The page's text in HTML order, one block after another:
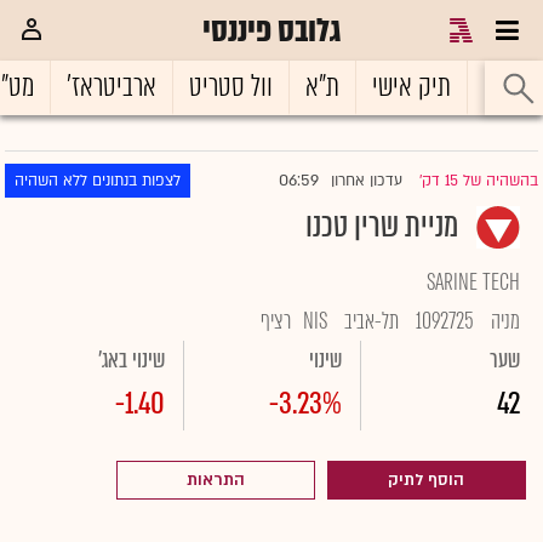
גלובס פיננסי
ראשי תיק אישי ת"א וול סטריט ארביטראז'
בהשהיה של 15 דק' |עדכון אחרון 06:59 לצפות בנתונים ללא השהיה
מניית שרין טכנו
SARINE TECH
מניה
1092725 תל-אביב NIS רציף
שער
42
שינוי
-3.23%
שינוי באג'
-1.40
הוסף לתיק התראות